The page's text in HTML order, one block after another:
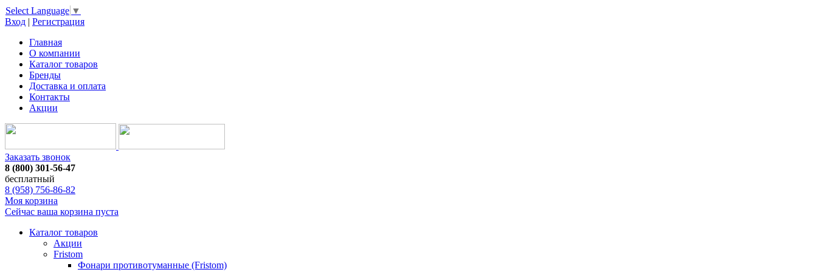
Select Language ▼
Вход | Регистрация
Главная
О компании
Каталог товаров
Бренды
Доставка и оплата
Контакты
Акции
Заказать звонок
8 (800) 301-56-47
бесплатный
8 (958) 756-86-82
Моя корзина
Сейчас ваша корзина пуста
Каталог товаров
Акции
Fristom
Фонари противотуманные (Fristom)